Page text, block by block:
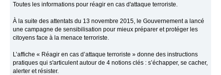
Toutes les informations pour réagir en cas d'attaque terroriste.
À la suite des attentats du 13 novembre 2015, le Gouvernement a lancé
une campagne de sensibilisation pour mieux préparer et protéger les
citoyens face à la menace terroriste.
L’affiche « Réagir en cas d’attaque terroriste » donne des instructions
pratiques qui s'articulent autour de 4 notions clés : s’échapper, se cacher,
alerter et résister.